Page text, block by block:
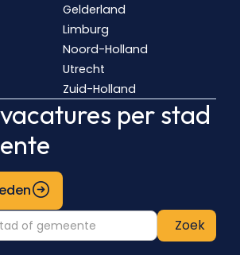
Gelderland
Limburg
Noord-Holland
Utrecht
Zuid-Holland
per stad